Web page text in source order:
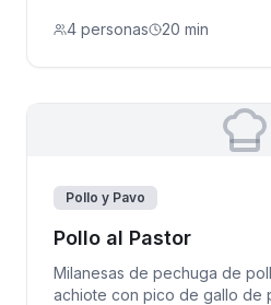
4 personas
20 min
Pollo y Pavo
Pollo al Pastor
Milanesas de pechuga de
achiote con pico de gallo de